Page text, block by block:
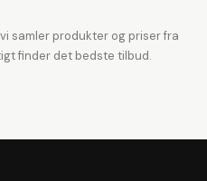
samler produkter og priser fra
finder det bedste tilbud.